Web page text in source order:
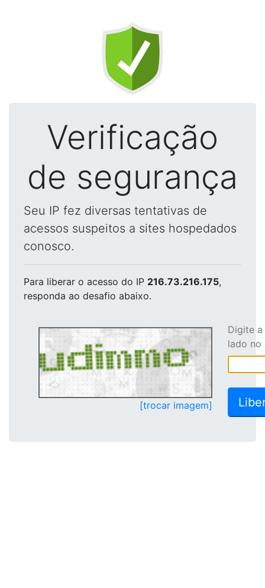
Verificação
de segurança
Seu IP fez diversas tentativas de
acessos suspeitos a sites hospedados
conosco.
Para liberar o acesso do IP 216.73.216.175,
responda ao desafio abaixo.
[trocar imagem]
Digite
lado no